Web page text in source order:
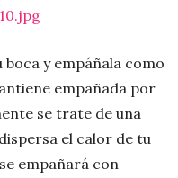
y empáñala como
empañada por
se trate de una
el calor de tu
empañará con